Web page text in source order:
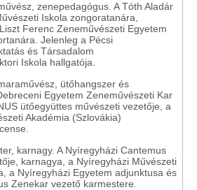
zenepedagógus. A Tóth Aladár
Iskola zongoratanára,
Ferenc Zeneművészeti Egyetem
Jelenleg a Pécsi
és Társadalom
Iskola hallgatója.
ütőhangszer és
Egyetem Zeneművészeti Kar
ütőegyüttes művészeti vezetője, a
Akadémia (Szlovákia)
karnagy. A Nyíregyházi Cantemus
karnagya, a Nyíregyházi Művészeti
a Nyíregyházi Egyetem adjunktusa és
Zenekar vezető karmestere.